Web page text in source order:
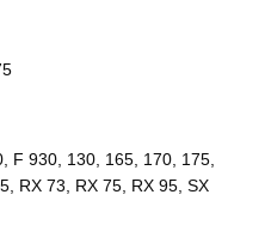
F 930, 130, 165, 170, 175,
RX 73, RX 75, RX 95, SX